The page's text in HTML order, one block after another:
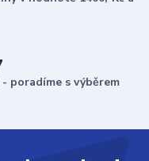
poradíme s výběrem